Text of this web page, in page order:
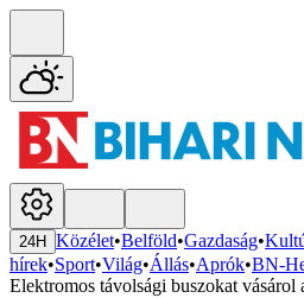
24H Közélet•Belföld•Gazdaság•
hírek•Sport•Világ•Állás•Aprók•BN-
Elektromos távolsági buszokat vásárol